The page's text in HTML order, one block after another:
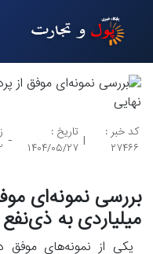
کد خبر :
۲۷۴۶۶
|
تاریخ :
۱۴۰۴/۰۵/۲۷
-
میلیاردی به ذی‌نفع
یکی از نمونه‌های موفق